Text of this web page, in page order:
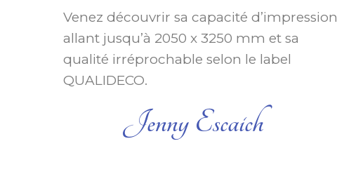
Venez découvrir sa capacité d’impression
allant jusqu’à 2050 x 3250 mm et sa
qualité irréprochable selon le label
QUALIDECO.
Jenny Escaich